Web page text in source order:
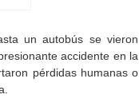
un autobús se vieron
accidente en la
pérdidas humanas o